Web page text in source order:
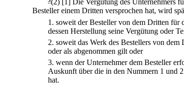
(2) [1] Die Vergütung des Unternehmers
Besteller einem Dritten versprochen hat, wird
1. soweit der Besteller von dem Dritten für
dessen Herstellung seine Vergütung oder
2. soweit das Werk des Bestellers von
oder als abgenommen gilt oder
3. wenn der Unternehmer dem Besteller
Auskunft über die in den Nummern 1 und
hat.